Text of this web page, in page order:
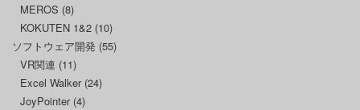
MEROS (8)
KOKUTEN 1&2 (10)
ソフトウェア開発 (55)
VR関連 (11)
Excel Walker(24)
JoyPointer(4)